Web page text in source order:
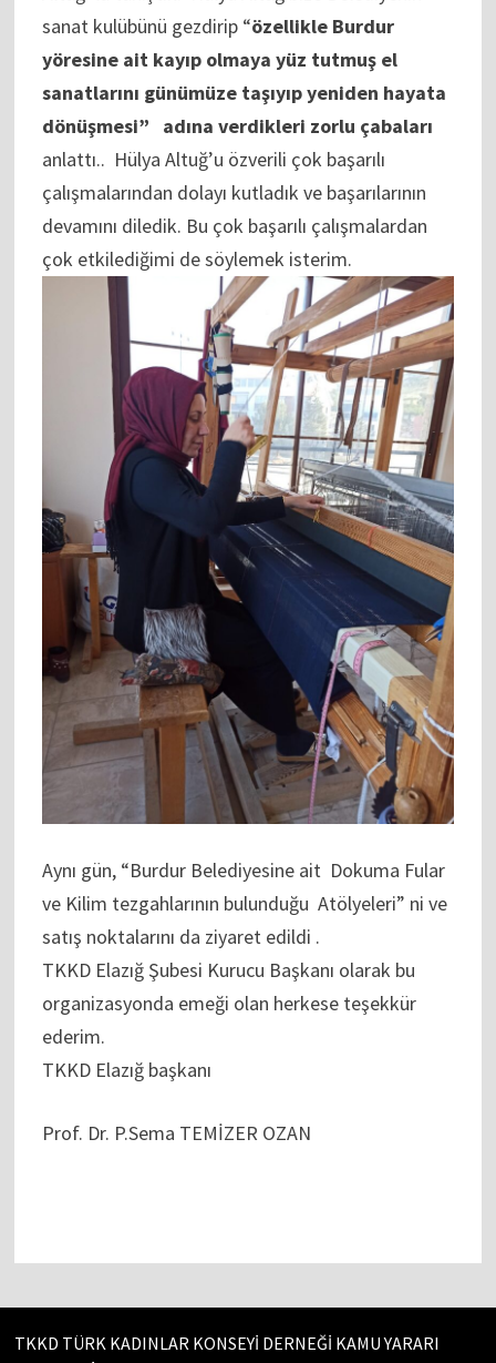
sanat kulübünü gezdirip “özellikle Burdur
yöresine ait kayıp olmaya yüz tutmuş el
sanatlarını günümüze taşıyıp yeniden hayata
dönüşmesi” adına verdikleri zorlu çabaları
anlattı.. Hülya Altuğ’u özverili çok başarılı
çalışmalarından dolayı kutladık ve başarılarının
devamını diledik. Bu çok başarılı çalışmalardan
çok etkilediğimi de söylemek isterim.
Aynı gün, “Burdur Belediyesine ait Dokuma Fular
ve Kilim tezgahlarının bulunduğu Atölyeleri” ni ve
satış noktalarını da ziyaret edildi .
TKKD Elazığ Şubesi Kurucu Başkanı olarak bu
organizasyonda emeği olan herkese teşekkür
ederim.
TKKD Elazığ başkanı
Prof. Dr. P.Sema TEMİZER OZAN
TKKD TÜRK KADINLAR KONSEYİ DERNEĞİ KAMU YARARI